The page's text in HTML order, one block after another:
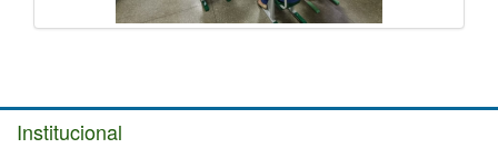
Institucional